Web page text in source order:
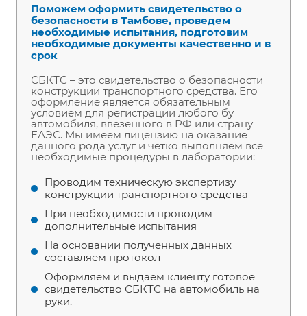
Поможем оформить свидетельство о
безопасности в Тамбове, проведем
необходимые испытания, подготовим
необходимые документы качественно и в
срок
СБКТС – это свидетельство о безопасности
конструкции транспортного средства. Его
оформление является обязательным
условием для регистрации любого бу
автомобиля, ввезенного в РФ или страну
ЕАЭС. Мы имеем лицензию на оказание
данного рода услуг и четко выполняем все
необходимые процедуры в лаборатории:
Проводим техническую экспертизу
конструкции транспортного средства
При необходимости проводим
дополнительные испытания
На основании полученных данных
составляем протокол
Оформляем и выдаем клиенту готовое
свидетельство СБКТС на автомобиль на
руки.